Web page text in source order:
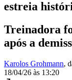
estreia
Treinadora
após a
Karolos Grohmann,
18/04/26 às 13:20